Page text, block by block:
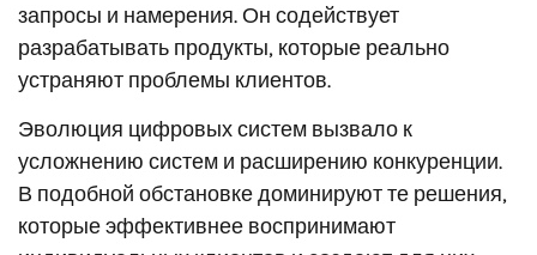
запросы и намерения. Он содействует
разрабатывать продукты, которые реально
устраняют проблемы клиентов.
Эволюция цифровых систем вызвало к
усложнению систем и расширению конкуренции.
В подобной обстановке доминируют те решения,
которые эффективнее воспринимают